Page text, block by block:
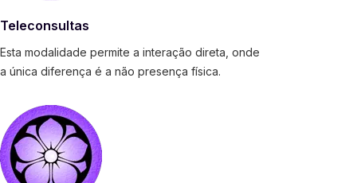
Teleconsultas
Esta modalidade permite a interação direta, onde
a única diferença é a não presença física.